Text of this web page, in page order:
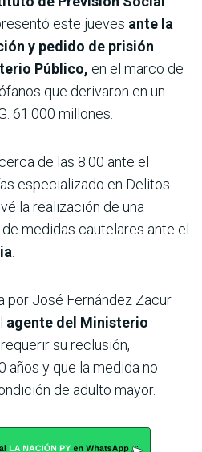
este jueves ante la
y pedido de prisión
Público, en el marco de
que derivaron en un
61.000 millones.
de las 8:00 ante el
especializado en Delitos
la realización de una
medidas cautelares ante el
.
por José Fernández Zacur
agente del Ministerio
su reclusión,
años y que la medida no
de adulto mayor.